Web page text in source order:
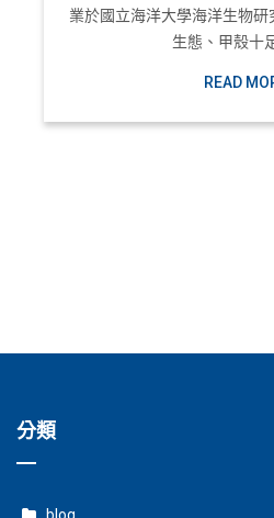
業於國立海洋大學海洋生物
生態、甲殼十
READ
分類